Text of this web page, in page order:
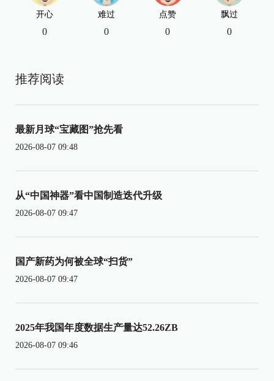
开心
0
难过
0
点赞
0
飘过
0
推荐阅读
最新月球“宝藏图”抢先看
2026-08-07 09:48
从“中国神器”看中国制造迭代升级
2026-08-07 09:47
国产新药为何被全球“扫货”
2026-08-07 09:47
2025年我国年度数据生产量达52.26ZB
2026-08-07 09:46